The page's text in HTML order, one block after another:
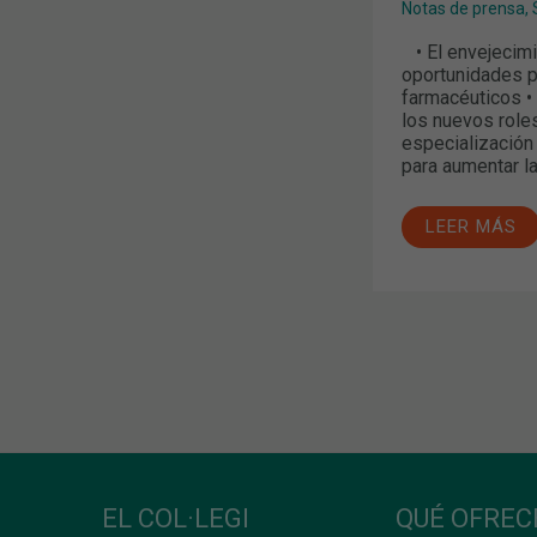
Notas de prensa,
• El
oportunidades
farmacéuticos
los nuevos
para aumentar
LEER MÁS
EL COL·LEGI QUÉ